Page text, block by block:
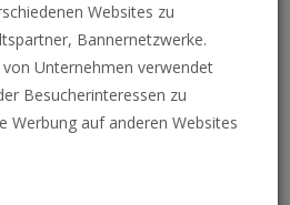
Amerikas Rückzug
beobachtet
Websites zu
Bannernetzwerke.
Unternehmen verwendet
Besucherinteressen zu
Werbung auf anderen Websites